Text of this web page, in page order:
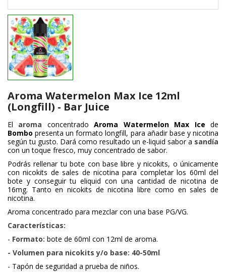
Aroma Watermelon Max Ice 12ml
(Longfill) - Bar Juice
El aroma concentrado Aroma Watermelon Max Ice de
Bombo presenta un formato longfill, para añadir base y nicotina
según tu gusto. Dará como resultado un e-liquid sabor a sandía
con un toque fresco, muy concentrado de sabor.
Podrás rellenar tu bote con base libre y nicokits, o únicamente
con nicokits de sales de nicotina para completar los 60ml del
bote y conseguir tu eliquid con una cantidad de nicotina de
16mg. Tanto en nicokits de nicotina libre como en sales de
nicotina.
Aroma concentrado para mezclar con una base PG/VG.
Características:
- Formato: bote de 60ml con 12ml de aroma.
- Volumen para nicokits y/o base: 40-50ml
- Tapón de seguridad a prueba de niños.